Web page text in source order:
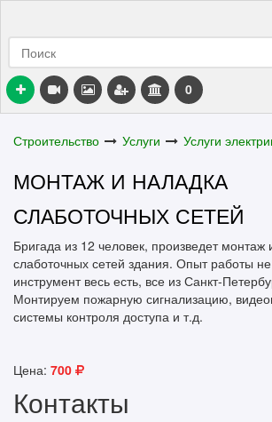
0
Строительство Услуги Услуги
МОНТАЖ И НАЛАДКА
СЛАБОТОЧНЫХ СЕТЕЙ
Бригада из 12 человек, произведет монтаж
слаботочных сетей здания. Опыт работы
инструмент весь есть, все из Санкт-
Монтируем пожарную сигнализацию,
системы контроля доступа и т.д.
Цена: 700
Контакты